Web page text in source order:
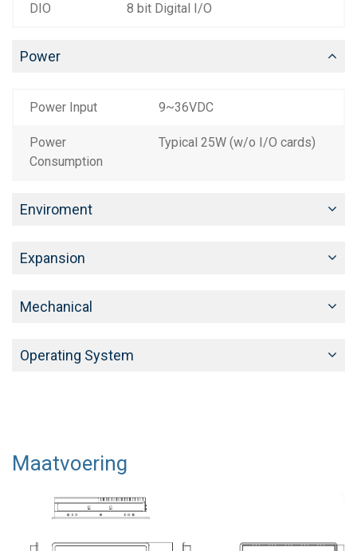
DIO 8 bit Digital I/O
Power
Power Input 9~36VDC
Power
Consumption
Typical 25W (w/o I/O cards)
Enviroment
Expansion
Mechanical
Operating System
Maatvoering